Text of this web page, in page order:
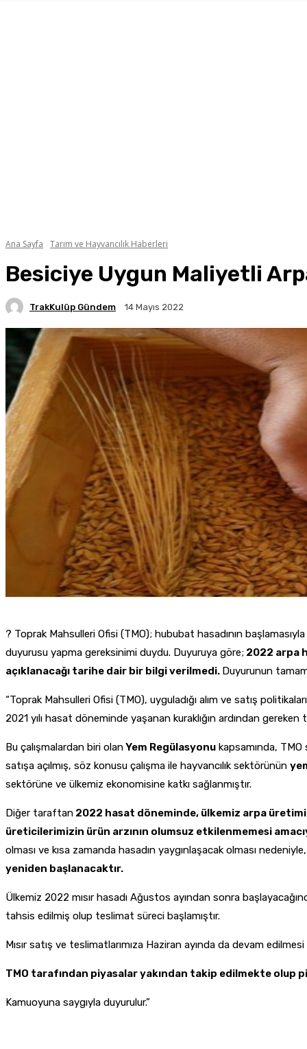
Ana Sayfa Tarım ve Hayvancılık Haberleri
Besiciye Uygun Maliyetli
TrakKulüp Gündem 14 Mayıs 2022
? Toprak Mahsulleri Ofisi (TMO); hububat hasadının başlamasıyla
duyurusu yapma gereksinimi duydu. Duyuruya göre; 2022 arpa
açıklanacağı tarihe dair bir bilgi verilmedi. Duyurunun
“Toprak Mahsulleri Ofisi (TMO), uyguladığı alım ve satış
2021 yılı hasat döneminde yaşanan kuraklığın ardından
Bu çalışmalardan biri olanYem Regülasyonu kapsamında, TMO
satışa açılmış, söz konusu çalışma ile hayvancılık sektörünün
sektörüne ve ülkemiz ekonomisine katkı sağlanmıştır.
Diğer taraftan 2022 hasat döneminde, ülkemiz arpa üretimi
üreticilerimizin ürün arzının olumsuz etkilenmemesi
olması ve kısa zamanda hasadın yaygınlaşacak olması nedeniyle,
yeniden başlanacaktır.
Ülkemiz 2022 mısır hasadı Ağustos ayından sonra
tahsis edilmiş olup teslimat süreci başlamıştır.
Mısır satış ve teslimatlarımıza Haziran ayında da devam
TMO tarafından piyasalar yakından takip edilmekte olup
Kamuoyuna saygıyla